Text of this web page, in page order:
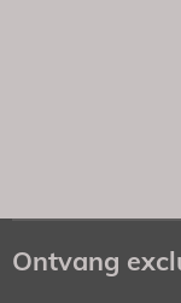
Ontvang